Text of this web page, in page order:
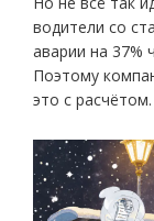
водители со
аварии на
Поэтому
это с расчётом.